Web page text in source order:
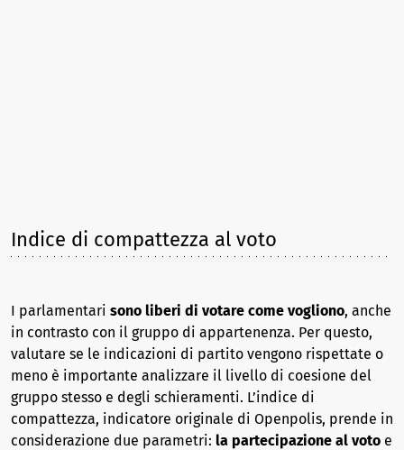
Indice di compattezza al voto
I parlamentari sono liberi di votare come vogliono, anche
in contrasto con il gruppo di appartenenza. Per questo,
valutare se le indicazioni di partito vengono rispettate o
meno è importante analizzare il livello di coesione del
gruppo stesso e degli schieramenti. L’indice di
compattezza, indicatore originale di Openpolis, prende in
considerazione due parametri: la partecipazione al voto e